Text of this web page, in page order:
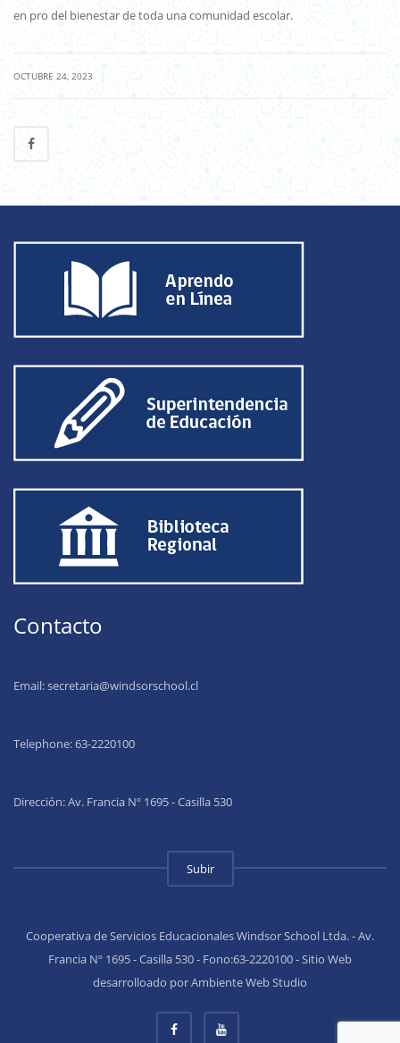
en pro del bienestar de toda una comunidad escolar.
OCTUBRE 24, 2023
Contacto
Email:secretaria@windsorschool.cl
Telephone: 63-2220100
Dirección: Av. Francia Nº 1695 - Casilla 530
Subir
Cooperativa de Servicios Educacionales Windsor School Ltda. - Av.
Francia Nº 1695 - Casilla 530 - Fono:63-2220100 - Sitio Web
desarrolloado por Ambiente Web Studio